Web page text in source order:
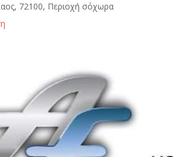
72100, Περιοχή σόχωρα